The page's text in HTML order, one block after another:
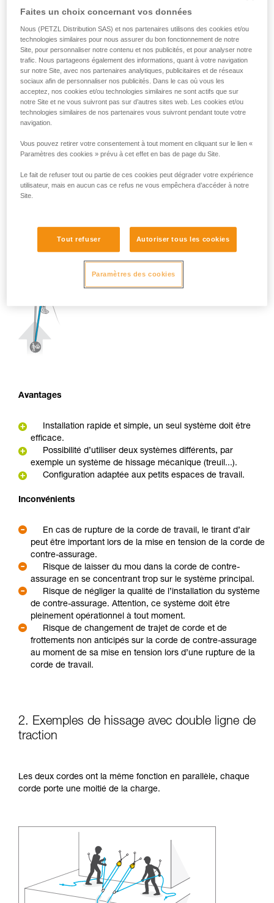
Avantages
Installation rapide et simple, un seul système doit être
efficace.
Possibilité d’utiliser deux systèmes différents, par
exemple un système de hissage mécanique (treuil...).
Configuration adaptée aux petits espaces de travail.
Inconvénients
En cas de rupture de la corde de travail, le tirant d’air
peut être important lors de la mise en tension de la corde de
contre-assurage.
Risque de laisser du mou dans la corde de contre-
assurage en se concentrant trop sur le système principal.
Risque de négliger la qualité de l’installation du système
de contre-assurage. Attention, ce système doit être
pleinement opérationnel à tout moment.
Risque de changement de trajet de corde et de
frottements non anticipés sur la corde de contre-assurage
au moment de sa mise en tension lors d’une rupture de la
corde de travail.
2. Exemples de hissage avec double ligne de
traction
Les deux cordes ont la même fonction en parallèle, chaque
corde porte une moitié de la charge.
Faites un choix concernant vos données
Nous (PETZL Distribution SAS) et nos partenaires utilisons des cookies et/ou
technologies similaires pour nous assurer du bon fonctionnement de notre
Site, pour personnaliser notre contenu et nos publicités, et pour analyser notre
trafic. Nous partageons également des informations, quant à votre navigation
sur notre Site, avec nos partenaires analytiques, publicitaires et de réseaux
sociaux afin de personnaliser nos publicités. Dans le cas où vous les
acceptez, nos cookies et/ou technologies similaires ne sont actifs que sur
notre Site et ne vous suivront pas sur d’autres sites web. Les cookies et/ou
technologies similaires de nos partenaires vous suivront pendant toute votre
navigation.
Vous pouvez retirer votre consentement à tout moment en cliquant sur le lien «
Paramètres des cookies » prévu à cet effet en bas de page du Site.
Le fait de refuser tout ou partie de ces cookies peut dégrader votre expérience
utilisateur, mais en aucun cas ce refus ne vous empêchera d’accéder à notre
Site.
Tout refuser Autoriser tous les cookies
Paramètres des cookies